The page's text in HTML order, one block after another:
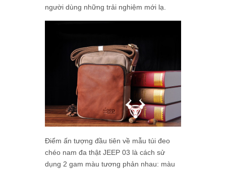
người dùng những trải nghiệm mới lạ.
Điểm ấn tượng đầu tiên về mẫu túi đeo
chéo nam đa thật JEEP 03 là cách sử
dụng 2 gam màu tương phản nhau: màu